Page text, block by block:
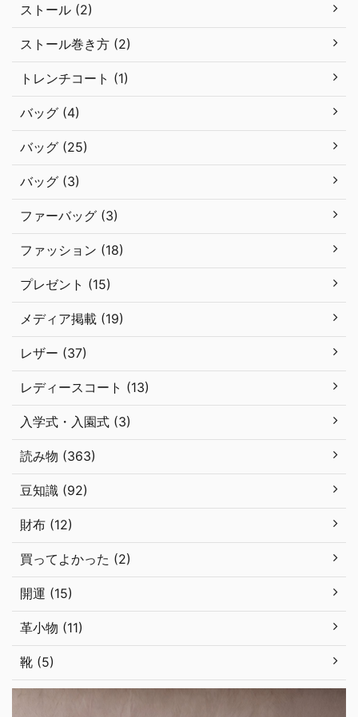
ストール (2)
ストール巻き方 (2)
トレンチコート (1)
バッグ (4)
バッグ (25)
バッグ (3)
ファーバッグ (3)
ファッション (18)
プレゼント (15)
メディア掲載 (19)
レザー (37)
レディースコート (13)
入学式・入園式 (3)
読み物 (363)
豆知識 (92)
財布 (12)
買ってよかった (2)
開運 (15)
革小物 (11)
靴 (5)